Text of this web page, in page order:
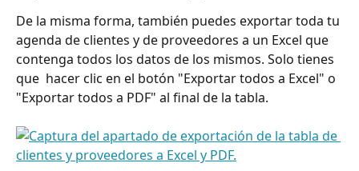
De la misma forma, también puedes exportar toda tu
agenda de clientes y de proveedores a un Excel que
contenga todos los datos de los mismos. Solo tienes
que  hacer clic en el botón "Exportar todos a Excel" o
"Exportar todos a PDF" al final de la tabla.